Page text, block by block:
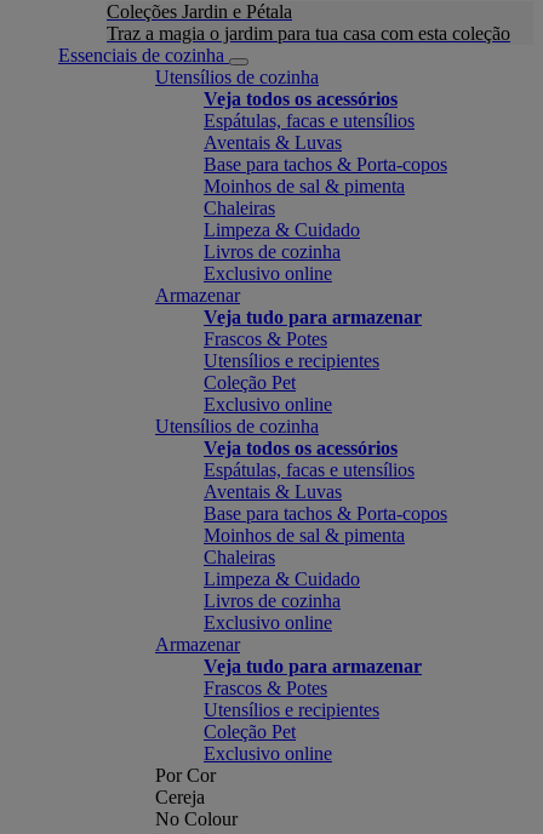
Coleções Jardin e Pétala
Traz a magia o jardim para tua casa com esta coleção
Essenciais de cozinha
Utensílios de cozinha
Veja todos os acessórios
Espátulas, facas e utensílios
Aventais & Luvas
Base para tachos & Porta-copos
Moinhos de sal & pimenta
Chaleiras
Limpeza & Cuidado
Livros de cozinha
Exclusivo online
Armazenar
Veja tudo para armazenar
Frascos & Potes
Utensílios e recipientes
Coleção Pet
Exclusivo online
Utensílios de cozinha
Veja todos os acessórios
Espátulas, facas e utensílios
Aventais & Luvas
Base para tachos & Porta-copos
Moinhos de sal & pimenta
Chaleiras
Limpeza & Cuidado
Livros de cozinha
Exclusivo online
Armazenar
Veja tudo para armazenar
Frascos & Potes
Utensílios e recipientes
Coleção Pet
Exclusivo online
Por Cor
Cereja
No Colour